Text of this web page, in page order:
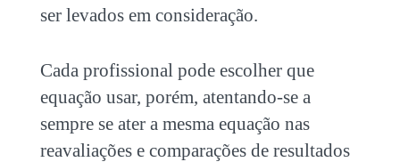
ser levados em consideração.
Cada profissional pode escolher que
equação usar, porém, atentando-se a
sempre se ater a mesma equação nas
reavaliações e comparações de resultados